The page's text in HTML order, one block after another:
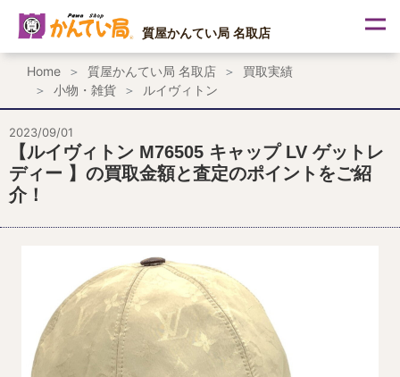
ス
プ
質屋かんてい局 名取店
Home 質屋かんてい局 名取店
買取実績
小物・雑貨
ルイヴィトン
2023/09/01
【ルイヴィトン M76505 キャップ LV ゲットレ
ディー 】の買取金額と査定のポイントをご紹
介！